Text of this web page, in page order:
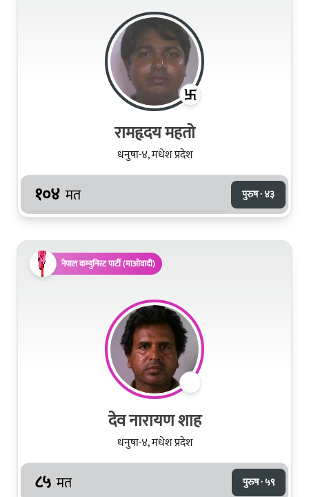
रामहृदय महतो
धनुषा-४, मधेश प्रदेश
१०४ मत पुरुष · ४३
नेपाल कम्युनिस्ट पार्टी (माओवादी)
देव नारायण शाह
धनुषा-४, मधेश प्रदेश
८५ मत पुरुष · ५९